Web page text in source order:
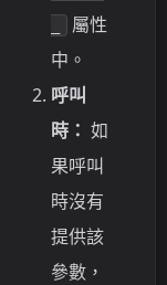
屬性
中。
呼叫
時： 如
果呼叫
時沒有
提供該
參數，